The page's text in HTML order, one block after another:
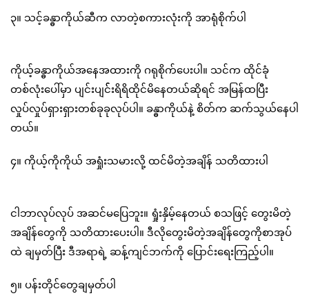
၃။ သင့်ခန္ဓာကိုယ်ဆီက လာတဲ့စကားလုံးကို အာရုံစိုက်ပါ
ကိုယ့်ခန္ဓာကိုယ်အနေအထားကို ဂရုစိုက်ပေးပါ။ သင်က ထိုင်ခုံ
တစ်လုံးပေါ်မှာ ပျင်းပျင််းရိရိထိုင်မိနေတယ်ဆိုရင် အမြန်ထပြီး
လှုပ်လှုပ်ရှားရှားတစ်ခုခုလုပ်ပါ။ ခန္ဓာကိုယ်နဲ့ စိတ်က ဆက်သွယ်နေပါ
တယ်။
၄။ ကိုယ့်ကိုကိုယ် အရှုံးသမားလို့ ထင်မိတဲ့အချိန် သတိထားပါ
ငါဘာလုပ်လုပ် အဆင်မပြေဘူး။ ရှုံးနှိမ့်နေတယ် စသဖြင့် တွေးမိတဲ့
အချိန်တွေကို သတိထားပေးပါ။ ဒီလိုတွေးမိတဲ့အချိန်တွေကိုစာအုပ်
ထဲ ချမှတ်ပြီး ဒီအရာရဲ့ ဆန့်ကျင်ဘက်ကို ပြောင်းရေးကြည့်ပါ။
၅။ ပန်းတိုင်တွေချမှတ်ပါ